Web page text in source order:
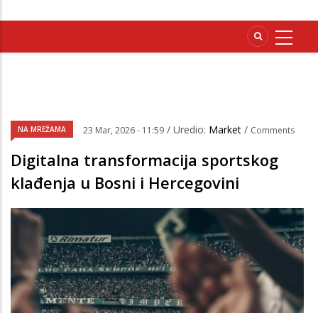
NA MREŽAMA 23 Mar, 2026 - 11:59 / Uredio: Market / Comments
Digitalna transformacija sportskog
klađenja u Bosni i Hercegovini